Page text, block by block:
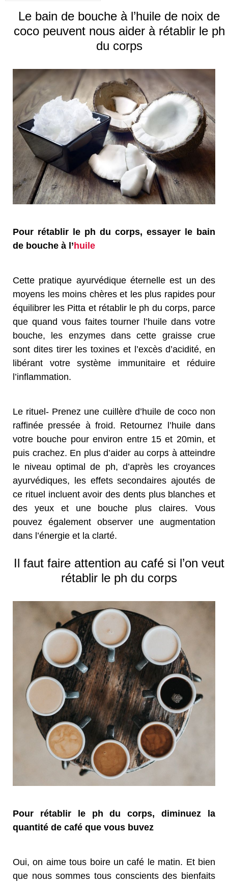
Le bain de bouche à l’huile de noix de
coco peuvent nous aider à rétablir le ph
du corps
Pour rétablir le ph du corps, essayer le bain
de bouche à l’ huile
Cette pratique ayurvédique éternelle est un des
moyens les moins chères et les plus rapides pour
équilibrer les Pitta et rétablir le ph du corps, parce
que quand vous faites tourner l’huile dans votre
bouche, les enzymes dans cette graisse crue
sont dites tirer les toxines et l’excès d’acidité, en
libérant votre système immunitaire et réduire
l’inflammation.
Le rituel- Prenez une cuillère d’huile de coco non
raffinée pressée à froid. Retournez l’huile dans
votre bouche pour environ entre 15 et 20min, et
puis crachez. En plus d’aider au corps à atteindre
le niveau optimal de ph, d’après les croyances
ayurvédiques, les effets secondaires ajoutés de
ce rituel incluent avoir des dents plus blanches et
des yeux et une bouche plus claires. Vous
pouvez également observer une augmentation
dans l’énergie et la clarté.
Il faut faire attention au café si l’on veut
rétablir le ph du corps
Pour rétablir le ph du corps, diminuez la
quantité de café que vous buvez
Oui, on aime tous boire un café le matin. Et bien
que nous sommes tous conscients des bienfaits